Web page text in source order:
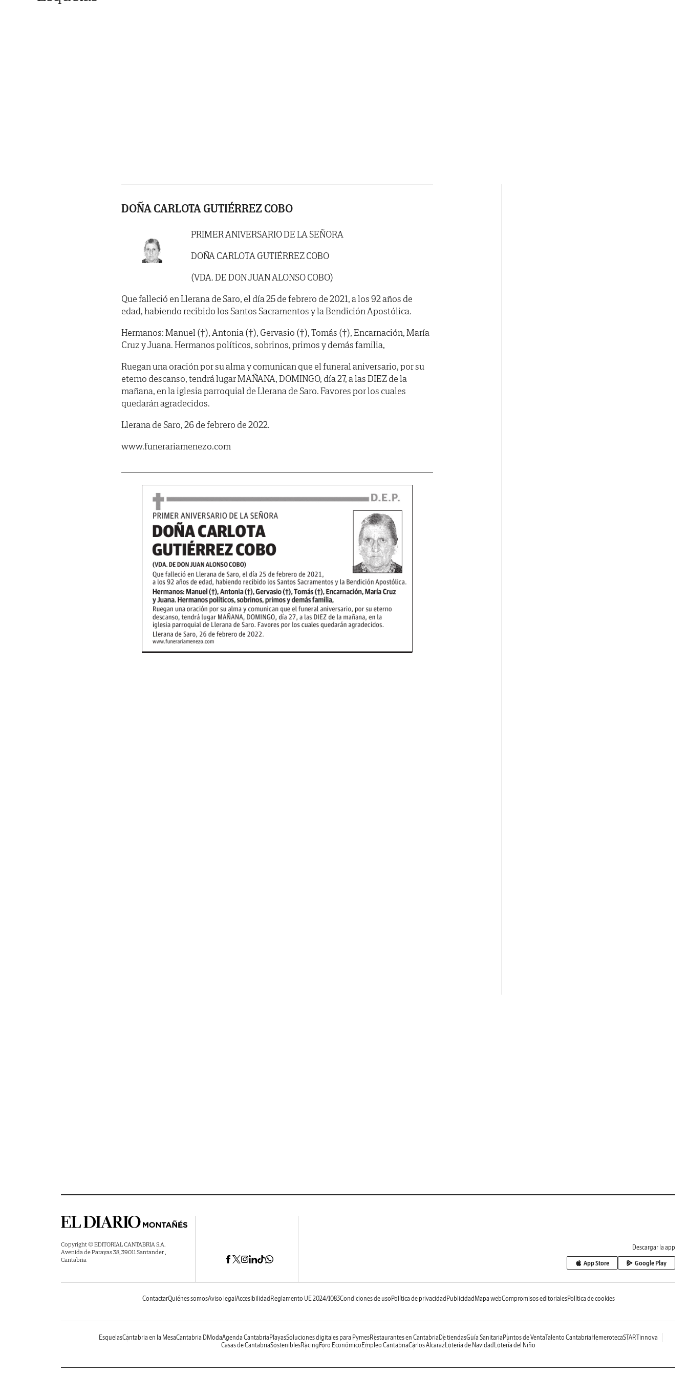
DOÑA CARLOTA GUTIÉRREZ COBO
PRIMER ANIVERSARIO DE LA SEÑORA
DOÑA CARLOTA GUTIÉRREZ COBO
(VDA. DE DON JUAN ALONSO COBO)
Que falleció en Llerana de Saro, el día 25 de febrero de 2021, a los 92 años de
edad, habiendo recibido los Santos Sacramentos y la Bendición Apostólica.
Hermanos: Manuel (†), Antonia (†), Gervasio (†), Tomás (†), Encarnación, María
Cruz y Juana. Hermanos políticos, sobrinos, primos y demás familia,
Ruegan una oración por su alma y comunican que el funeral aniversario, por su
eterno descanso, tendrá lugar MAÑANA, DOMINGO, día 27, a las DIEZ de la
mañana, en la iglesia parroquial de Llerana de Saro. Favores por los cuales
quedarán agradecidos.
Llerana de Saro, 26 de febrero de 2022.
www.funerariamenezo.com
Copyright © EDITORIAL CANTABRIA S.A.
Avenida de Parayas 38, 39011 Santander ,
Cantabria
Descargar la app
App Store Google Play
ContactarQuiénes somosAviso legal Accesibilidad Reglamento UE 2024/1083Condiciones de uso Política de privacidad Publicidad Mapa webCompromisos editorialesPolítica de cookies
EsquelasCantabria en la MesaCantabria DModaAgenda Cantabria PlayasSoluciones digitales para PymesRestaurantes en Cantabria De tiendasGuía Sanitaria Puntos de VentaTalento Cantabria HemerotecaSTARTinnova
Casas de CantabriaSosteniblesRacing Foro Económico Empleo CantabriaCarlos AlcarazLotería de Navidad Lotería del Niño